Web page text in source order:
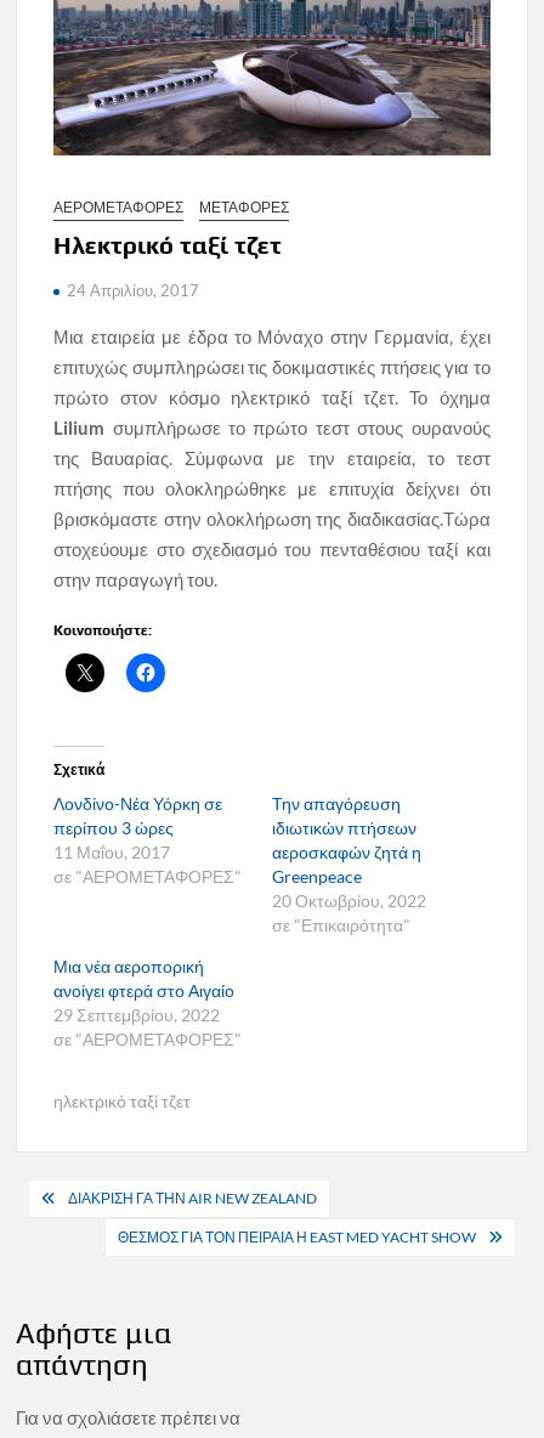
ΑΕΡΟΜΕΤΑΦΟΡΕΣ ΜΕΤΑΦΟΡΕΣ
Ηλεκτρικό ταξί τζετ
24 Απριλίου, 2017
Μια εταιρεία με έδρα το Μόναχο στην Γερμανία, έχει
επιτυχώς συμπληρώσει τις δοκιμαστικές πτήσεις για το
πρώτο στον κόσμο ηλεκτρικό ταξί τζετ. Το όχημα
Lilium συμπλήρωσε το πρώτο τεστ στους ουρανούς
της Βαυαρίας. Σύμφωνα με την εταιρεία, το τεστ
πτήσης που ολοκληρώθηκε με επιτυχία δείχνει ότι
βρισκόμαστε στην ολοκλήρωση της διαδικασίας.Τώρα
στοχεύουμε στο σχεδιασμό του πενταθέσιου ταξί και
στην παραγωγή του.
Κοινοποιήστε:
Σχετικά
Λονδίνο-Νέα Υόρκη σε
περίπου 3 ώρες
11 Μαΐου, 2017
σε "ΑΕΡΟΜΕΤΑΦΟΡΕΣ"
Την απαγόρευση
ιδιωτικών πτήσεων
αεροσκαφών ζητά η
Greenpeace
20 Οκτωβρίου, 2022
σε "Επικαιρότητα"
Μια νέα αεροπορική
ανοίγει φτερά στο Αιγαίο
29 Σεπτεμβρίου, 2022
σε "ΑΕΡΟΜΕΤΑΦΟΡΕΣ"
ηλεκτρικό ταξί τζετ
Πλοήγηση
άρθρων
ΔΙΑΚΡΙΣΗ ΓΑ ΤΗΝ AIR NEW ZEALAND
ΘΕΣΜΟΣ ΓΙΑ ΤΟΝ ΠΕΙΡΑΙΑ Η EAST MED YACHT SHOW
Αφήστε μια
απάντηση
Για να σχολιάσετε πρέπει να